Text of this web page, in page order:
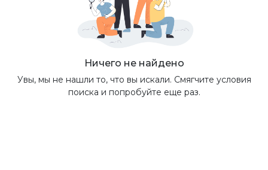
Ничего не найдено
Увы, мы не нашли то, что вы искали. Смягчите условия
поиска и попробуйте еще раз.